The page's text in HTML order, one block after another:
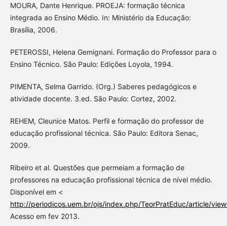
MOURA, Dante Henrique. PROEJA: formação técnica
integrada ao Ensino Médio. In: Ministério da Educação:
Brasília, 2006.
PETEROSSI, Helena Gemignani. Formação do Professor para o
Ensino Técnico. São Paulo: Edições Loyola, 1994.
PIMENTA, Selma Garrido. (Org.) Saberes pedagógicos e
atividade docente. 3.ed. São Paulo: Cortez, 2002.
REHEM, Cleunice Matos. Perfil e formação do professor de
educação profissional técnica. São Paulo: Editora Senac,
2009.
Ribeiro et al. Questões que permeiam a formação de
professores na educação profissional técnica de nível médio.
Disponível em <
http://periodicos.uem.br/ojs/index.php/TeorPratEduc/article/
Acesso em fev 2013.